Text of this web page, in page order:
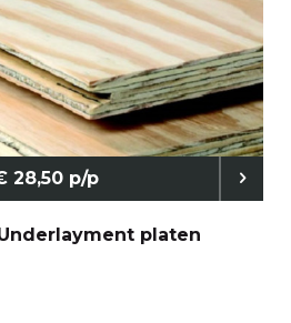
28,50 p/p
platen